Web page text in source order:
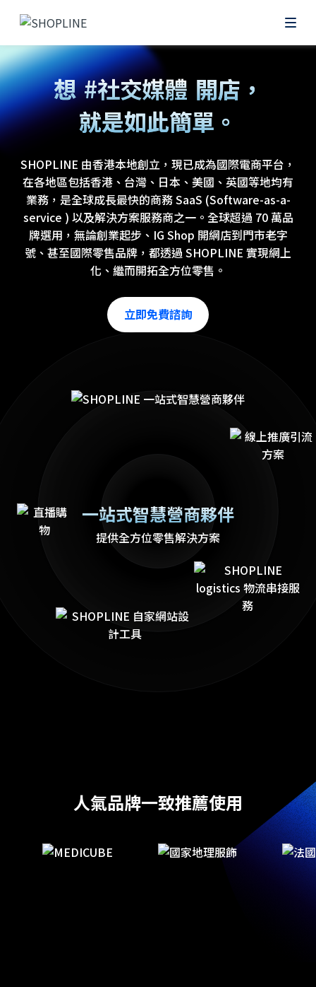
想
#網上
#社交媒體
#零售POS
開店，
就是如此簡單。
SHOPLINE 由香港本地創立，現已成為國際電商平台，
在各地區包括香港、台灣、日本、美國、英國等地均有
業務，是全球成長最快的商務 SaaS (Software-as-a-
service ) 以及解決方案服務商之一。全球超過 70 萬品
牌選用，無論創業起步、IG Shop 開網店到門市老字
號、甚至國際零售品牌，都透過 SHOPLINE 實現網上
化、繼而開拓全方位零售。
立即免費諮詢
一站式智慧營商夥伴
提供全方位零售解決方案
人氣品牌一致推薦使用